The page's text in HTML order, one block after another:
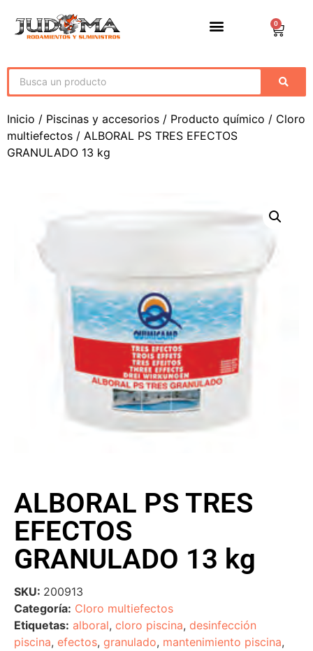
0
Inicio / Piscinas y accesorios / Producto químico / Cloro
multiefectos / ALBORAL PS TRES EFECTOS
GRANULADO 13 kg
ALBORAL PS TRES
EFECTOS
GRANULADO 13 kg
SKU: 200913
Categoría: Cloro multiefectos
Etiquetas: alboral, cloro piscina, desinfección
piscina, efectos, granulado, mantenimiento piscina,